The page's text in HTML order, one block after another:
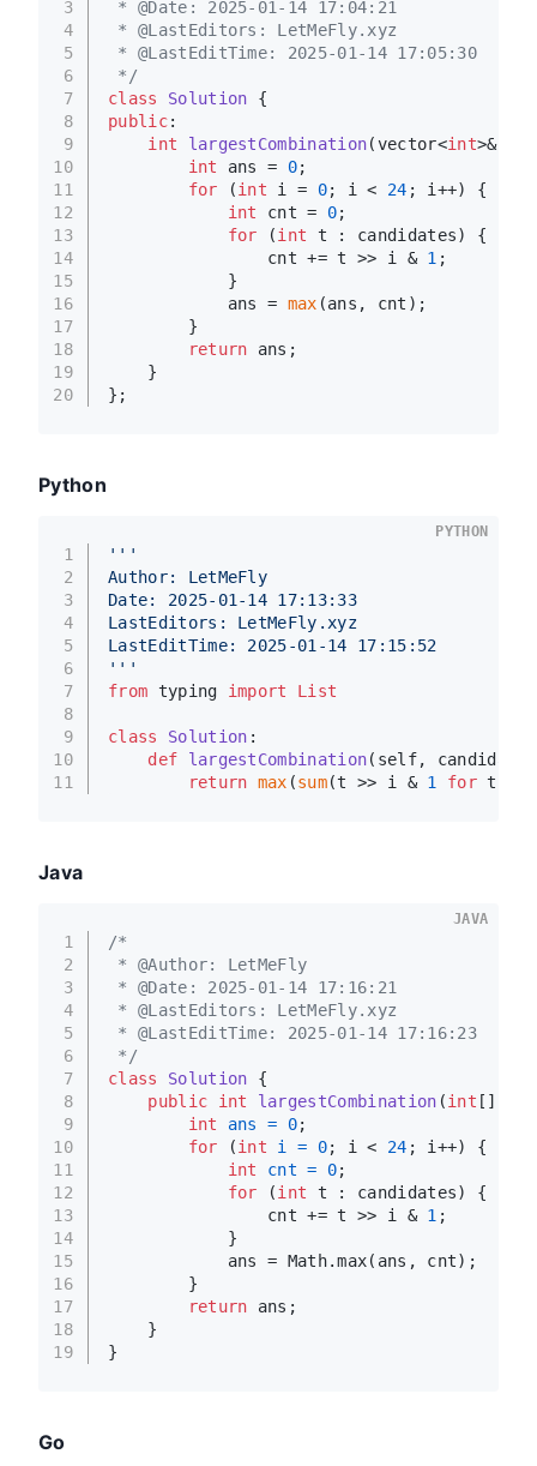
3
4
5
6
7
8
9
10
11
12
13
14
15
16
17
18
19
20
* @Date: 2025-01-14 17:04:21
* @LastEditors: LetMeFly.xyz
* @LastEditTime: 2025-01-14 17:05:30
*/
class
Solution {
public:
int
largestCombination(vector<int>&
int ans = 0;
for (int i = 0; i < 24 ; i++) {
int
cnt = 0;
for (int t : candidates) {
                cnt += t >> i &
1 ;
            }
            ans =
max (ans, cnt);
        }
return ans;
    }
};
Python
1
2
3
4
5
6
7
8
9
10
11
'''
Author: LetMeFly
Date: 2025-01-14 17:13:33
LastEditors: LetMeFly.xyz
LastEditTime: 2025-01-14 17:15:52
'''
from typing import List
class Solution :
def
largestCombination( self,
return max (sum(t >> i & 1 for t
PYTHON
Java
1
2
3
4
5
6
7
8
9
10
11
12
13
14
15
16
17
18
19
/*
* @Author: LetMeFly
* @Date: 2025-01-14 17:16:21
* @LastEditors: LetMeFly.xyz
* @LastEditTime: 2025-01-14 17:16:23
*/
class
Solution {
public
int largestCombination (int []
int
ans = 0;
for (int i = 0; i < 24 ; i++) {
int
cnt = 0;
for (int t : candidates) {
                cnt += t >> i &
1 ;
            }
            ans = Math.max(ans, cnt);
        }
return ans;
    }
}
JAVA
Go